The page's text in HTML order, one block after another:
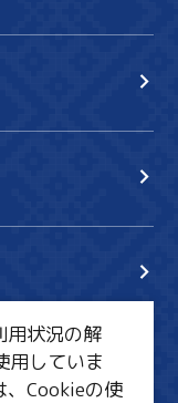
用状況の解
用していま
、Cookieの使